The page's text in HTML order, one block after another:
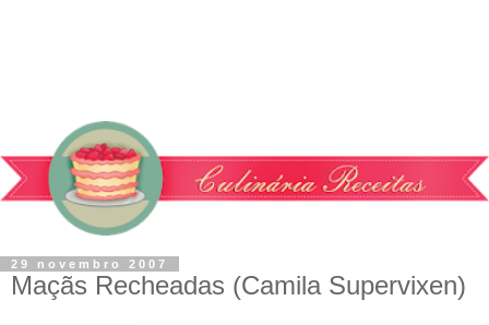
29 novembro 2007
Maçãs Recheadas (Camila Supervixen)